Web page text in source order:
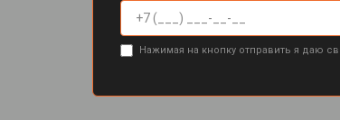
Нажимая на кнопку отправить я даю